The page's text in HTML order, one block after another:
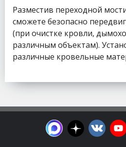
Разместив переходной
сможете безопасно
(при очистке кровли,
различным объектам).
различные кровельные